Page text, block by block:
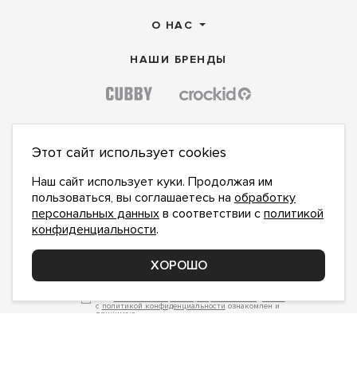
О НАС
НАШИ БРЕНДЫ
с политикой конфиденциальности ознакомлен и
принимаю
Этот сайт использует cookies
Наш сайт использует куки. Продолжая им
пользоваться, вы соглашаетесь на обработку
персональных данных в соответствии с политикой
конфиденциальности.
ХОРОШО